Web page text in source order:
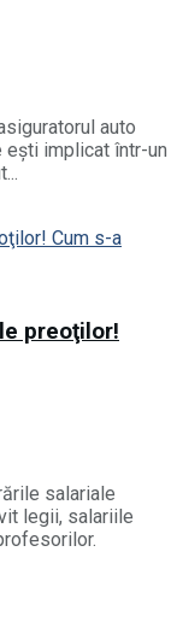
auto
ești implicat într-un
preoţilor!
salariale
legii, salariile